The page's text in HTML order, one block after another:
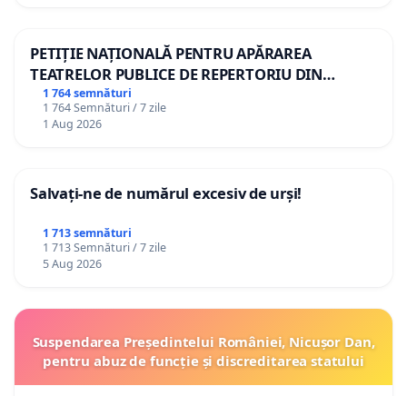
PETIȚIE NAȚIONALĂ PENTRU APĂRAREA
TEATRELOR PUBLICE DE REPERTORIU DIN
ROMÂNIA
1 764 semnături
1 764 Semnături / 7 zile
1 Aug 2026
Salvați-ne de numărul excesiv de urși!
1 713 semnături
1 713 Semnături / 7 zile
5 Aug 2026
Suspendarea Președintelui României, Nicușor Dan,
pentru abuz de funcție și discreditarea statului